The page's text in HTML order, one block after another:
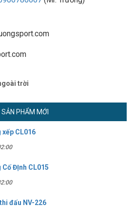
trời
SẢN PHẨM MỚI
xếp CL016
ĐỊnh CL015
đấu NV-226